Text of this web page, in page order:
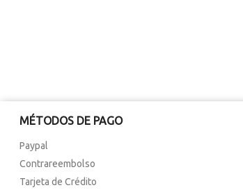
MÉTODOS DE PAGO
Paypal
Contrareembolso
Tarjeta de Crédito